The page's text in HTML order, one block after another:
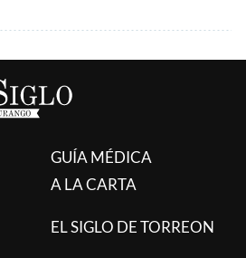
GUÍA MÉDICA
A LA CARTA
EL SIGLO DE TORREON